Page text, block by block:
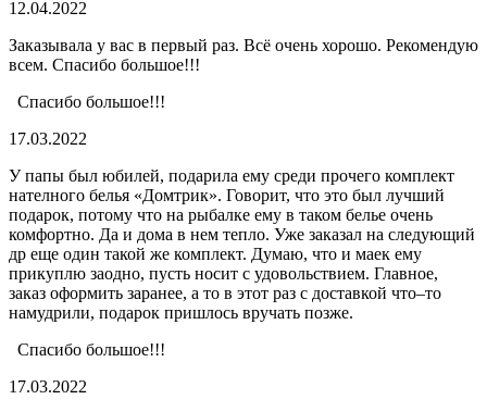
12.04.2022
Заказывала у вас в первый раз. Всё очень хорошо. Рекомендую
всем. Спасибо большое!!!
Спасибо большое!!!
17.03.2022
У папы был юбилей, подарила ему среди прочего комплект
нателного белья «Домтрик». Говорит, что это был лучший
подарок, потому что на рыбалке ему в таком белье очень
комфортно. Да и дома в нем тепло. Уже заказал на следующий
др еще один такой же комплект. Думаю, что и маек ему
прикуплю заодно, пусть носит с удовольствием. Главное,
заказ оформить заранее, а то в этот раз с доставкой что–то
намудрили, подарок пришлось вручать позже.
Спасибо большое!!!
17.03.2022